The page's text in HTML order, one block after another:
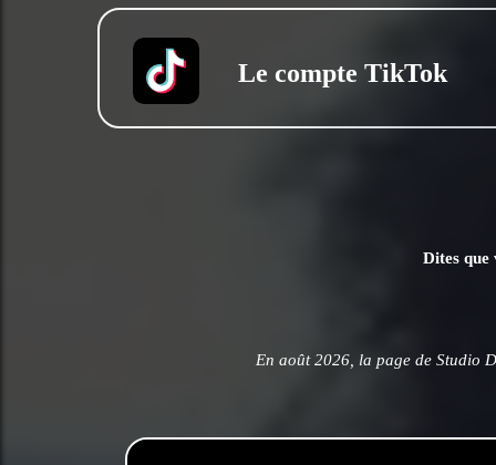
Le compte TikTok
Dites que
En août 2026, la page de Studio